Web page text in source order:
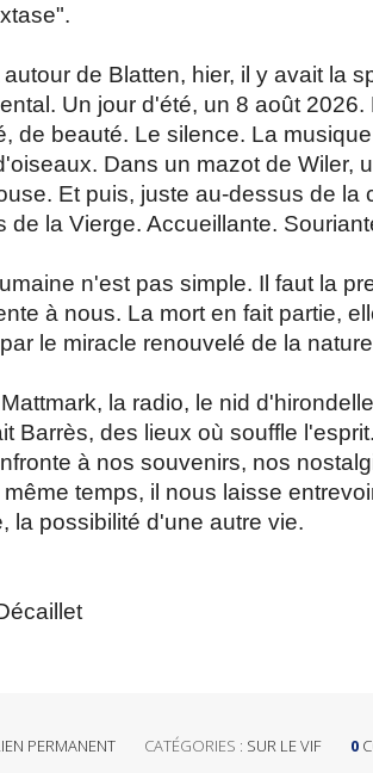
autour de Blatten, hier, il y avait la
Un jour d'été, un 8 août
de beauté. Le silence. La
Dans un mazot de Wiler,
Et puis, juste au-dessus de la
de la Vierge. Accueillante.
n'est pas simple. Il faut la
à nous. La mort en fait partie,
le miracle renouvelé de la
la radio, le nid
Barrès, des lieux où souffle
à nos souvenirs, nos
temps, il nous laisse
la possibilité d'une autre vie.
PERMANENT CATÉGORIES : SUR LE VIF 0